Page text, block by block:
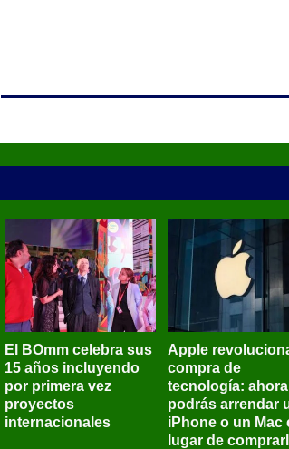
El BOmm celebra sus
15 años incluyendo
por primera vez
proyectos
internacionales
Apple
compra de
tecnología: ahora
podrás arrendar
iPhone o un Mac
lugar de